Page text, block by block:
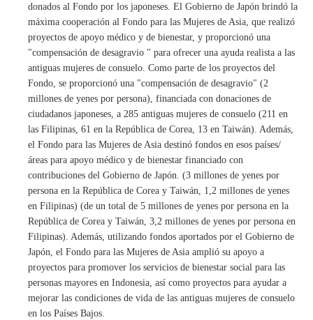
donados al Fondo por los japoneses. El Gobierno de Japón brindó la
máxima cooperación al Fondo para las Mujeres de Asia, que realizó
proyectos de apoyo médico y de bienestar, y proporcionó una
"compensación de desagravio " para ofrecer una ayuda realista a las
antiguas mujeres de consuelo. Como parte de los proyectos del
Fondo, se proporcionó una "compensación de desagravio" (2
millones de yenes por persona), financiada con donaciones de
ciudadanos japoneses, a 285 antiguas mujeres de consuelo (211 en
las Filipinas, 61 en la República de Corea, 13 en Taiwán). Además,
el Fondo para las Mujeres de Asia destinó fondos en esos países/
áreas para apoyo médico y de bienestar financiado con
contribuciones del Gobierno de Japón. (3 millones de yenes por
persona en la República de Corea y Taiwán, 1,2 millones de yenes
en Filipinas) (de un total de 5 millones de yenes por persona en la
República de Corea y Taiwán, 3,2 millones de yenes por persona en
Filipinas). Además, utilizando fondos aportados por el Gobierno de
Japón, el Fondo para las Mujeres de Asia amplió su apoyo a
proyectos para promover los servicios de bienestar social para las
personas mayores en Indonesia, así como proyectos para ayudar a
mejorar las condiciones de vida de las antiguas mujeres de consuelo
en los Países Bajos.